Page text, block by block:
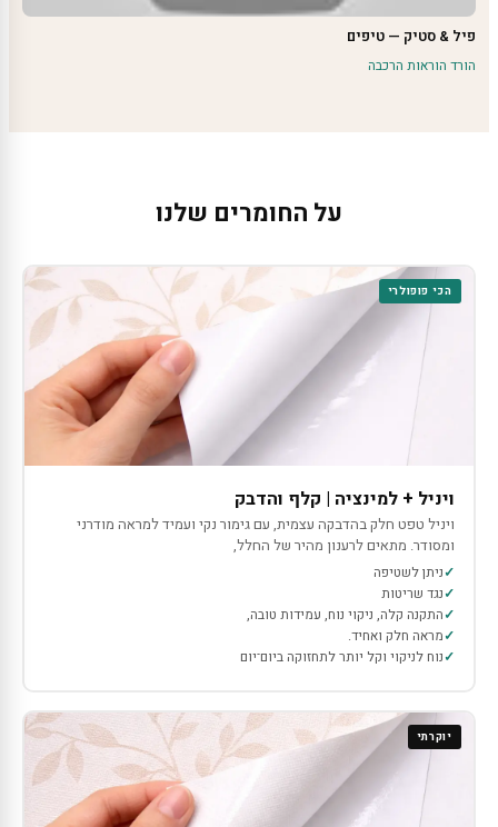
פיל & סטיק — טיפים
הורד הוראות הרכבה
על החומרים שלנו
הכי פופולרי
ויניל + למינציה | קלף והדבק
ויניל טפט חלק בהדבקה עצמית, עם גימור נקי ועמיד למראה מודרני
ומסודר. מתאים לרענון מהיר של החלל,
ניתן לשטיפה
נגד שריטות
התקנה קלה, ניקוי נוח, עמידות טובה,
מראה חלק ואחיד.
נוח לניקוי וקל יותר לתחזוקה ביום־יום
יוקרתי